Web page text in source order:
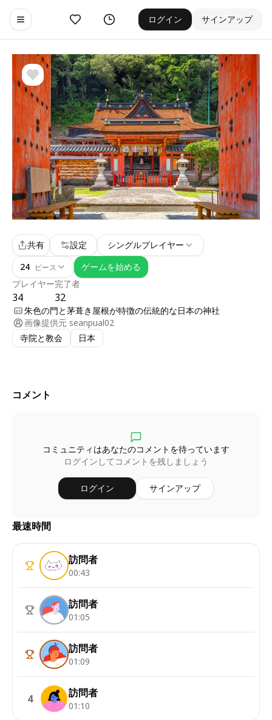
Toggle navigation menu
お気に入りゲーム履歴 ログイン サインアップ
プレイヤー
34
完了者
32
共有 設定
シングルプレイヤー
24 ピース ゲームを始める
朱色の門と茅葺き屋根が特徴の伝統的な日本の神社
画像提供元 seanpual02
寺院と教会
日本
コメント
コミュニティはあなたのコメントを待っています
ログインしてコメントを残しましょう
ログイン サインアップ
最速時間
訪問者
00:43
訪問者
01:05
訪問者
01:09
4 訪問者
01:10